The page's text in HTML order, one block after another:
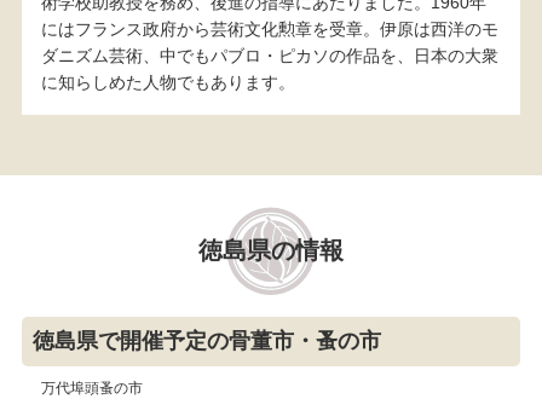
にはフランス政府から芸術文化勲章を受章。伊原は西洋のモ
ダニズム芸術、中でもパブロ・ピカソの作品を、日本の大衆
に知らしめた人物でもあります。
徳島県の情報
徳島県で開催予定の骨董市・蚤の市
万代埠頭蚤の市